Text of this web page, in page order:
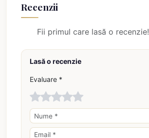
Recenzii
Fii primul care lasă o recenzie!
Lasă o recenzie
Evaluare *